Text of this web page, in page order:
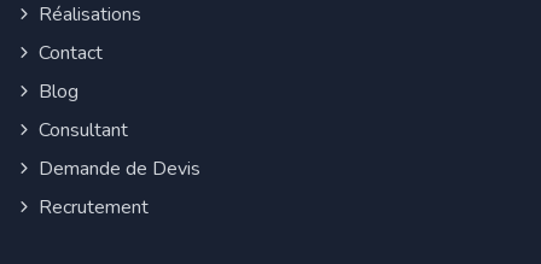
Réalisations
Contact
Blog
Consultant
Demande de Devis
Recrutement